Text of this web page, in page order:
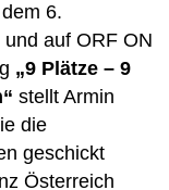
6.
auf ORF ON
„9 Plätze – 9
stellt Armin
die
geschickt
Österreich